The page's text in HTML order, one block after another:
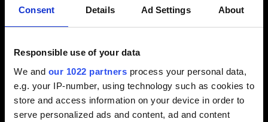
Consent Details Ad Settings About
Responsible use of your data
We and our 1022 partners process your personal data,
e.g. your IP-number, using technology such as cookies to
store and access information on your device in order to
serve personalized ads and content, ad and content
Unser Blogartikel zur
Fertigungsplanung
Jetzt mit Checkliste zum Download